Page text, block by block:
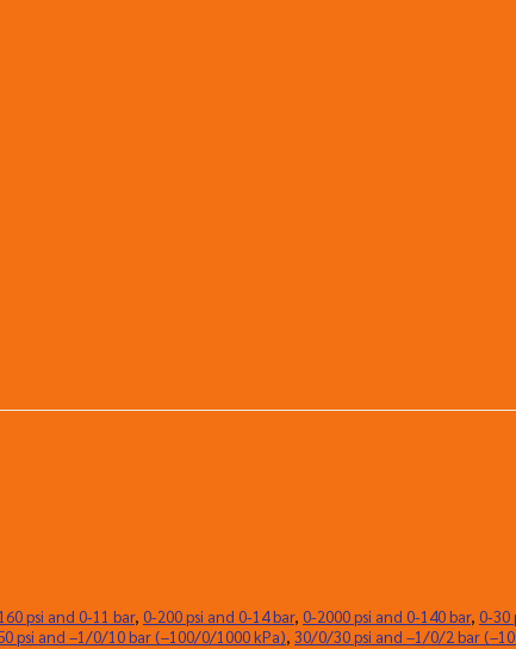
psi and 0-11 bar, 0-200 psi and 0-14 bar, 0-2000 psi and 0-140 bar, 0-30
psi and –1/0/10 bar (–100/0/1000 kPa), 30/0/30 psi and –1/0/2 bar